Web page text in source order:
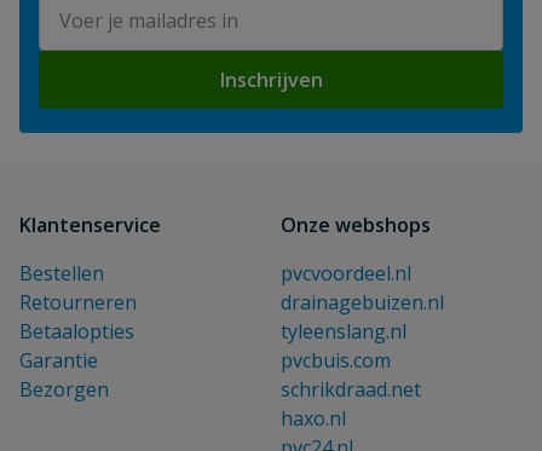
Inschrijven
Klantenservice
Bestellen
Retourneren
Betaalopties
Garantie
Bezorgen
Onze webshops
pvcvoordeel.nl
drainagebuizen.nl
tyleenslang.nl
pvcbuis.com
schrikdraad.net
haxo.nl